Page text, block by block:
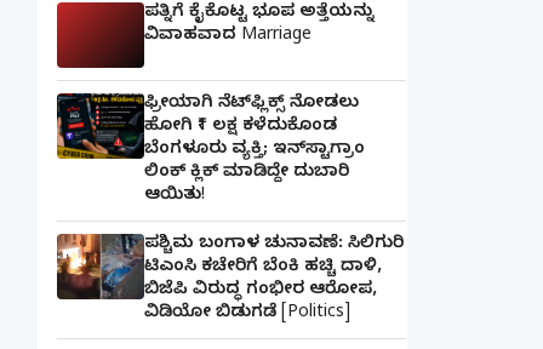
ಪತ್ನಿಗೆ ಕೈಕೊಟ್ಟ ಭೂಪ ಅತ್ತೆಯನ್ನು
ವಿವಾಹವಾದ Marriage
ಫ್ರೀಯಾಗಿ ನೆಟ್‌ಫ್ಲಿಕ್ಸ್ ನೋಡಲು
ಹೋಗಿ ₹1 ಲಕ್ಷ ಕಳೆದುಕೊಂಡ
ಬೆಂಗಳೂರು ವ್ಯಕ್ತಿ; ಇನ್‌ಸ್ಟಾಗ್ರಾಂ
ಲಿಂಕ್ ಕ್ಲಿಕ್ ಮಾಡಿದ್ದೇ ದುಬಾರಿ
ಆಯಿತು!
ಪಶ್ಚಿಮ ಬಂಗಾಳ ಚುನಾವಣೆ: ಸಿಲಿಗುರಿ
ಟಿಎಂಸಿ ಕಚೇರಿಗೆ ಬೆಂಕಿ ಹಚ್ಚಿ ದಾಳಿ,
ಬಿಜೆಪಿ ವಿರುದ್ಧ ಗಂಭೀರ ಆರೋಪ,
ವಿಡಿಯೋ ಬಿಡುಗಡೆ [Politics]